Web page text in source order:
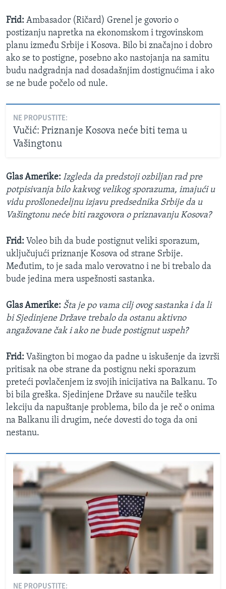
Frid: Ambasador (Ričard) Grenel je govorio o
postizanju napretka na ekonomskom i trgovinskom
planu između Srbije i Kosova. Bilo bi značajno i dobro
ako se to postigne, posebno ako nastojanja na samitu
budu nadgradnja nad dosadašnjim dostignućima i ako
se ne bude počelo od nule.
NE PROPUSTITE:
Vučić: Priznanje Kosova neće biti tema u
Vašingtonu
Glas Amerike: Izgleda da predstoji ozbiljan rad pre
potpisivanja bilo kakvog velikog sporazuma, imajući u
vidu prošlonedeljnu izjavu predsednika Srbije da u
Vašingtonu neće biti razgovora o priznavanju Kosova?
Frid: Voleo bih da bude postignut veliki sporazum,
uključujući priznanje Kosova od strane Srbije.
Međutim, to je sada malo verovatno i ne bi trebalo da
bude jedina mera uspešnosti sastanka.
Glas Amerike: Šta je po vama cilj ovog sastanka i da li
bi Sjedinjene Države trebalo da ostanu aktivno
angažovane čak i ako ne bude postignut uspeh?
Frid: Vašington bi mogao da padne u iskušenje da izvrši
pritisak na obe strane da postignu neki sporazum
preteći povlačenjem iz svojih inicijativa na Balkanu. To
bi bila greška. Sjedinjene Države su naučile tešku
lekciju da napuštanje problema, bilo da je reč o onima
na Balkanu ili drugim, neće dovesti do toga da oni
nestanu.
NE PROPUSTITE: